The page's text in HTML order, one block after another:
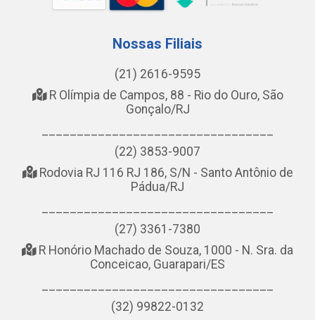
Nossas Filiais
(21) 2616-9595
R Olímpia de Campos, 88 - Rio do Ouro, São
Gonçalo/RJ
(22) 3853-9007
Rodovia RJ 116 RJ 186, S/N - Santo Antônio de
Pádua/RJ
(27) 3361-7380
R Honório Machado de Souza, 1000 - N. Sra. da
Conceicao, Guarapari/ES
(32) 99822-0132